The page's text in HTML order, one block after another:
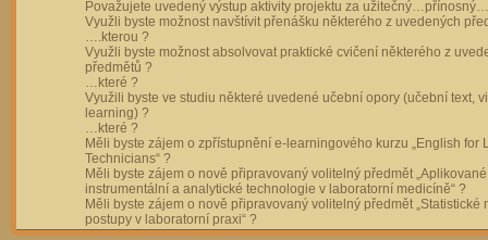
Považujete uvedený výstup aktivity projektu za
Využli byste možnost navštívit přenášku některého z uvedených
….kterou ?
Využli byste možnost absolvovat praktické cvičení některého z
předmětů ?
…které ?
Využili byste ve studiu některé uvedené učební opory (učební text,
learning) ?
…které ?
Měli byste zájem o zpřístupnění e-learningového kurzu „English for
Technicians“ ?
Měli byste zájem o nově připravovaný volitelný předmět „Aplikované
instrumentální a analytické technologie v laboratorní medicíně“ ?
Měli byste zájem o nově připravovaný volitelný předmět „Statistické
postupy v laboratorní praxi“ ?